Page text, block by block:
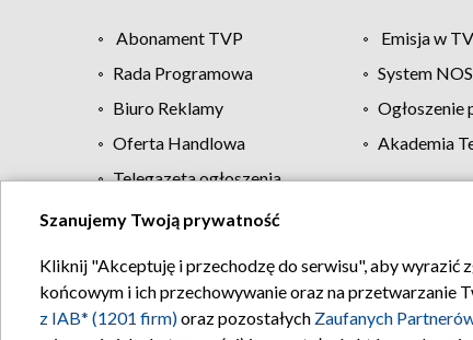
Abonament TVP Emisja w
Rada Programowa
System NOS
Biuro Reklamy
Ogłoszenie
Oferta Handlowa
Akademia
Telegazeta ogłoszenia
Regulamin TVP
Szanujemy Twoją prywatność
Kliknij "Akceptuję i przechodzę do serwisu", aby wyrazić
końcowym i ich przechowywanie oraz na przetwarzanie
z IAB* (1201 firm)oraz pozostałych Zaufanych